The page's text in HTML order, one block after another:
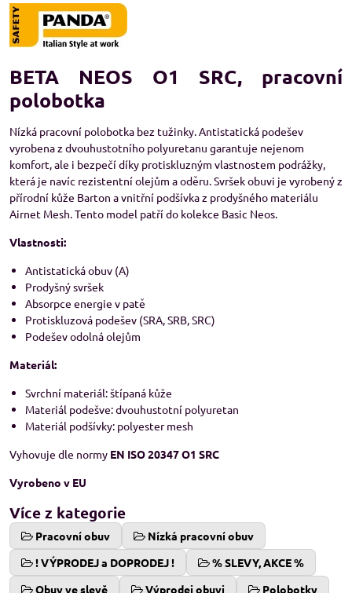
BETA NEOS O1 SRC, pracovní
polobotka
Nízká pracovní polobotka bez tužinky. Antistatická podešev
vyrobena z dvouhustotního polyuretanu garantuje nejenom
komfort, ale i bezpečí díky protiskluzným vlastnostem podrážky,
která je navíc rezistentní olejům a oděru. Svršek obuvi je vyrobený z
přírodní kůže Barton a vnitřní podšívka z prodyšného materiálu
Airnet Mesh. Tento model patří do kolekce Basic Neos.
Vlastnosti:
Antistatická obuv (A)
Prodyšný svršek
Absorpce energie v patě
Protiskluzová podešev (SRA, SRB, SRC)
Podešev odolná olejům
Materiál:
Svrchní materiál: štípaná kůže
Materiál podešve: dvouhustotní polyuretan
Materiál podšívky: polyester mesh
Vyhovuje dle normy EN ISO 20347 O1 SRC
Vyrobeno v EU
Více z kategorie
Pracovní obuv
Nízká pracovní obuv
! VÝPRODEJ a DOPRODEJ !
% SLEVY, AKCE %
Obuv ve slevě
Výprodej obuvi Polobotky